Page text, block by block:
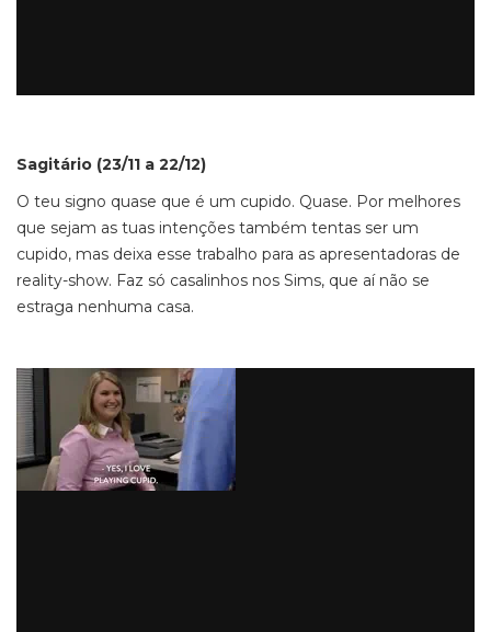
Sagitário (23/11 a 22/12)
O teu signo quase que é um cupido. Quase. Por melhores
que sejam as tuas intenções também tentas ser um
cupido, mas deixa esse trabalho para as apresentadoras de
reality-show. Faz só casalinhos nos Sims, que aí não se
estraga nenhuma casa.